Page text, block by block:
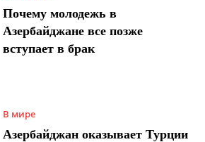
Почему молодежь в
Азербайджане все позже
вступает в брак
В мире
Азербайджан оказывает Турции